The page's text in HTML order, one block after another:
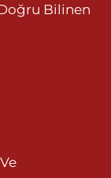
Bilinen